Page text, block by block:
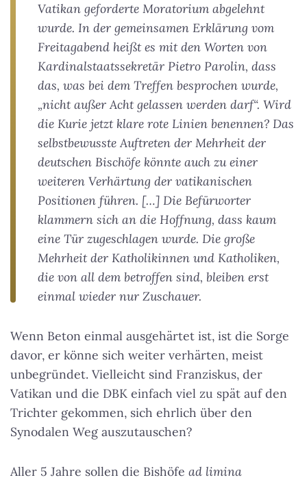
Vatikan geforderte Moratorium abgelehnt
wurde. In der gemeinsamen Erklärung vom
Freitagabend heißt es mit den Worten von
Kardinalstaatssekretär Pietro Parolin, dass
das, was bei dem Treffen besprochen wurde,
„nicht außer Acht gelassen werden darf“. Wird
die Kurie jetzt klare rote Linien benennen? Das
selbstbewusste Auftreten der Mehrheit der
deutschen Bischöfe könnte auch zu einer
weiteren Verhärtung der vatikanischen
Positionen führen. […] Die Befürworter
klammern sich an die Hoffnung, dass kaum
eine Tür zugeschlagen wurde. Die große
Mehrheit der Katholikinnen und Katholiken,
die von all dem betroffen sind, bleiben erst
einmal wieder nur Zuschauer.
Wenn Beton einmal ausgehärtet ist, ist die Sorge
davor, er könne sich weiter verhärten, meist
unbegründet. Vielleicht sind Franziskus, der
Vatikan und die DBK einfach viel zu spät auf den
Trichter gekommen, sich ehrlich über den
Synodalen Weg auszutauschen?
Aller 5 Jahre sollen die Bishöfe ad limina